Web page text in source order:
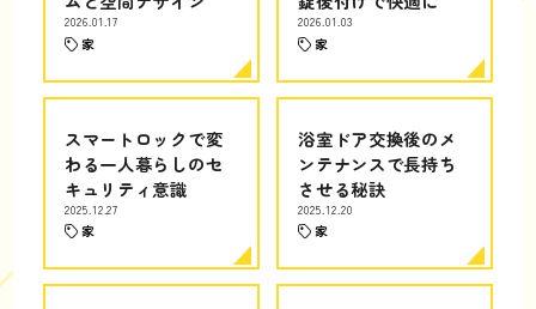
2026.01.17
家
2026.01.03
家
スマートロックで変
わる一人暮らしのセ
キュリティ意識
2025.12.27
家
浴室ドア交換後のメ
ンテナンスで長持ち
させる秘訣
2025.12.20
家